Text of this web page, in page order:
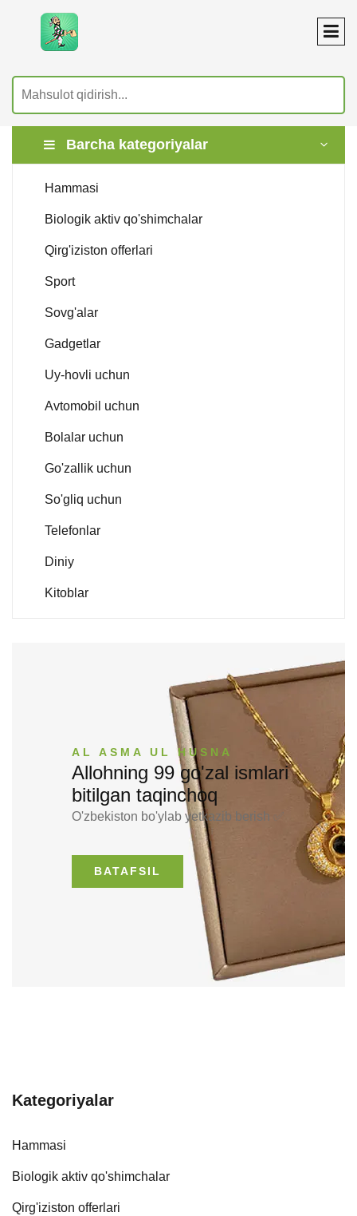
Barcha kategoriyalar
Hammasi
Biologik aktiv qo'shimchalar
Qirg'iziston offerlari
Sport
Sovg'alar
Gadgetlar
Uy-hovli uchun
Avtomobil uchun
Bolalar uchun
Go'zallik uchun
So'gliq uchun
Telefonlar
Diniy
Kitoblar
AL ASMA UL HUSNA
Allohning 99 go'zal ismlari
bitilgan taqinchoq
O'zbekiston bo'ylab yetkazib berish ✅
BATAFSIL
Kategoriyalar
Hammasi
Biologik aktiv qo'shimchalar
Qirg'iziston offerlari